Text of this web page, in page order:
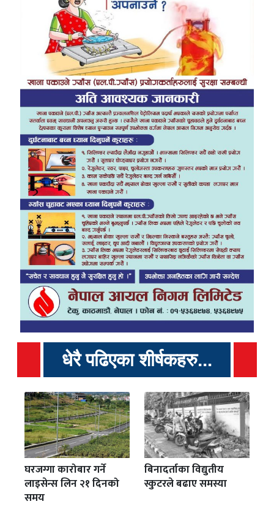
धेरै पढिएका शीर्षकहरु...
घरजग्गा कारोबार गर्ने
लाइसेन्स लिन २१ दिनको
समय
बिनादर्ताका विद्युतीय
स्कुटरले बढाए समस्या